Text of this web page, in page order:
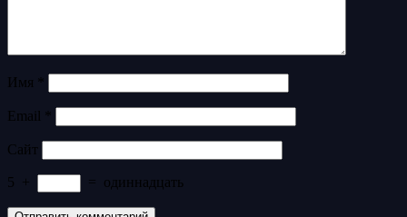
Имя
Email
Сайт
5 + = одиннадцать